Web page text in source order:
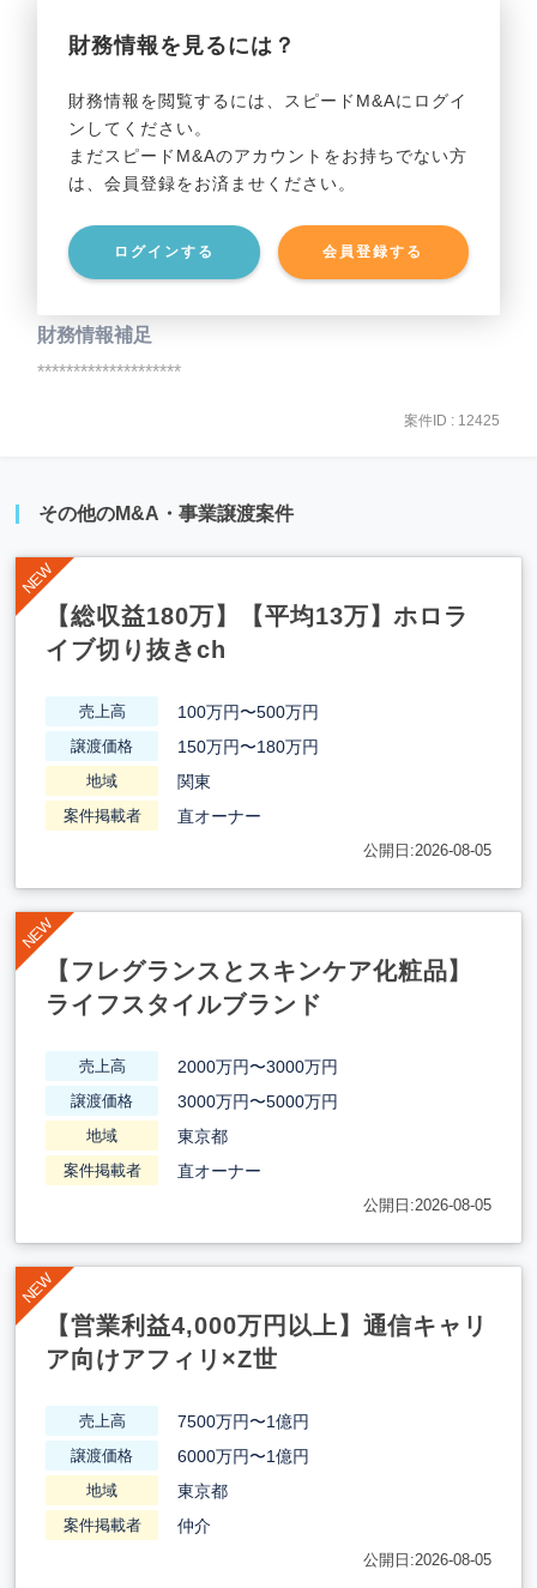
財務情報を見るには？
財務情報を閲覧するには、スピードM&Aにログイ
ンしてください。
まだスピードM&Aのアカウントをお持ちでない方
は、会員登録をお済ませください。
ログインする 会員登録する
事業利益 ********************
貸借対照表（B/S）
事業資産 ********************
事業負債 ********************
財務情報補足
********************
案件ID : 12425
その他のM&A・事業譲渡案件
【総収益180万】【平均13万】ホロラ
イブ切り抜きch
売上高 100万円〜500万円
譲渡価格 150万円〜180万円
地域 関東
案件掲載者 直オーナー
公開日:2026-08-05
【フレグランスとスキンケア化粧品】
ライフスタイルブランド
売上高 2000万円〜3000万円
譲渡価格 3000万円〜5000万円
地域 東京都
案件掲載者 直オーナー
公開日:2026-08-05
【営業利益4,000万円以上】通信キャリ
ア向けアフィリ×Z世
売上高 7500万円〜1億円
譲渡価格 6000万円〜1億円
地域 東京都
案件掲載者 仲介
公開日:2026-08-05